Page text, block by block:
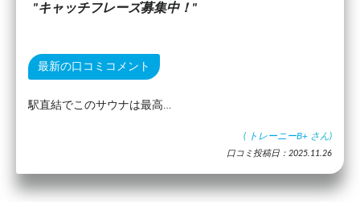
キャッチフレーズ募集中！
最新の口コミコメント
駅直結でこのサウナは最高…
( トレーニーB+ さん)
口コミ投稿日：2025.11.26